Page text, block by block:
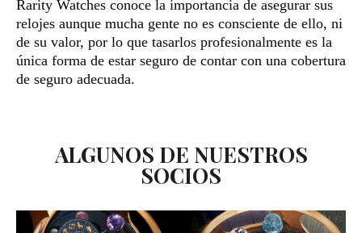
Rarity Watches conoce la importancia de asegurar sus
relojes aunque mucha gente no es consciente de ello, ni
de su valor, por lo que tasarlos profesionalmente es la
única forma de estar seguro de contar con una cobertura
de seguro adecuada.
ALGUNOS DE NUESTROS
SOCIOS